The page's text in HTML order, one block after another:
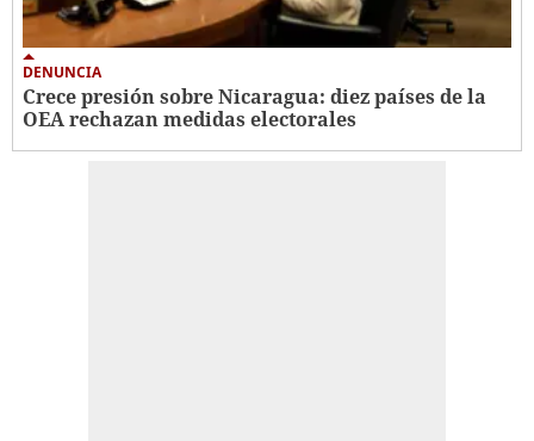
DENUNCIA
Crece presión sobre Nicaragua: diez países de la
OEA rechazan medidas electorales